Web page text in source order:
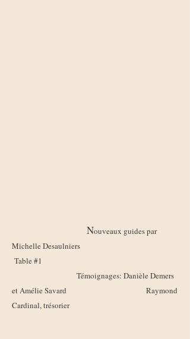
Nouveaux guides par
Michelle Desaulniers
Table #1
Témoignages: Danièle Demers
et Amélie Savard
Raymond
Cardinal, trésorier